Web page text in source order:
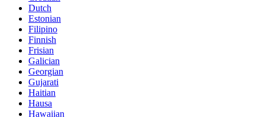
Dutch
Estonian
Filipino
Finnish
Frisian
Galician
Georgian
Gujarati
Haitian
Hausa
Hawaiian